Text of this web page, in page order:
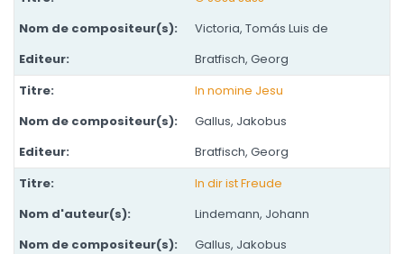
Victoria, Tomás Luis de
Bratfisch, Georg
In nomine Jesu
Gallus, Jakobus
Bratfisch, Georg
In dir ist Freude
Lindemann, Johann
Gallus, Jakobus